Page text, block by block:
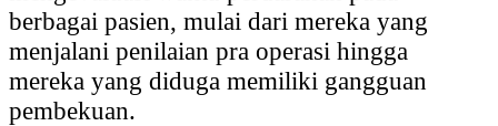
berbagai pasien, mulai dari mereka yang
menjalani penilaian pra operasi hingga
mereka yang diduga memiliki gangguan
pembekuan.